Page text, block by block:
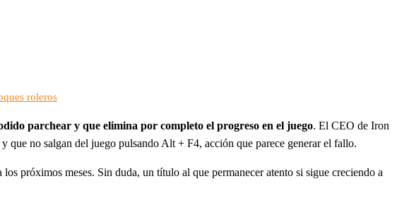
roleros
parchear y que elimina por completo el progreso en el juego. El CEO de Iron
que no salgan del juego pulsando Alt + F4, acción que parece generar el fallo.
los próximos meses. Sin duda, un título al que permanecer atento si sigue creciendo a